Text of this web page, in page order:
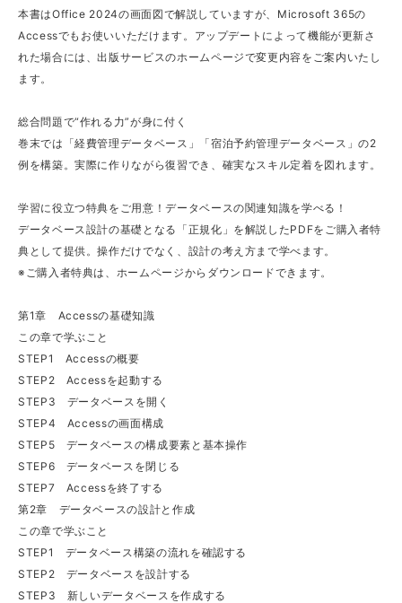
本書はOffice 2024の画面図で解説していますが、Microsoft 365の
Accessでもお使いいただけます。アップデートによって機能が更新さ
れた場合には、出版サービスのホームページで変更内容をご案内いたし
ます。
総合問題で“作れる力”が身に付く
巻末では「経費管理データベース」「宿泊予約管理データベース」の2
例を構築。実際に作りながら復習でき、確実なスキル定着を図れます。
学習に役立つ特典をご用意！データベースの関連知識を学べる！
データベース設計の基礎となる「正規化」を解説したPDFをご購入者特
典として提供。操作だけでなく、設計の考え方まで学べます。
※ご購入者特典は、ホームページからダウンロードできます。
第1章 Accessの基礎知識
この章で学ぶこと
STEP1 Accessの概要
STEP2 Accessを起動する
STEP3 データベースを開く
STEP4 Accessの画面構成
STEP5 データベースの構成要素と基本操作
STEP6 データベースを閉じる
STEP7 Accessを終了する
第2章 データベースの設計と作成
この章で学ぶこと
STEP1 データベース構築の流れを確認する
STEP2 データベースを設計する
STEP3 新しいデータベースを作成する